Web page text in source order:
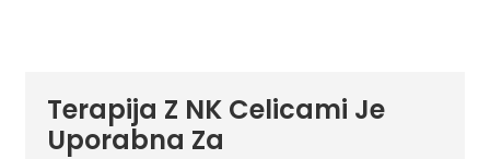
Terapija Z NK Celicami Je
Uporabna Za